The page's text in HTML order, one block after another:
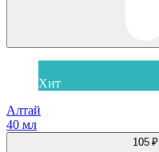
Хит
Алтай
40 мл
105 ₽